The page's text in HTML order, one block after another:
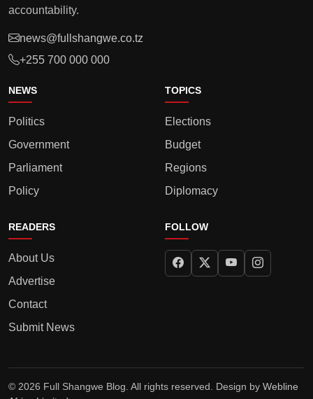
accountability.
news@fullshangwe.co.tz
+255 700 000 000
NEWS
Politics
Government
Parliament
Policy
TOPICS
Elections
Budget
Regions
Diplomacy
READERS
About Us
Advertise
Contact
Submit News
FOLLOW
© 2026 Full Shangwe Blog. All rights reserved. Design by Webline